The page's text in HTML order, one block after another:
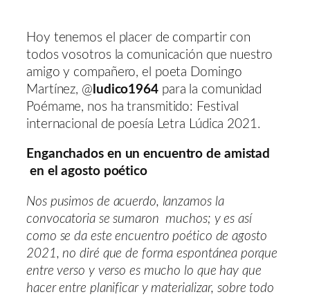
Hoy tenemos el placer de compartir con
todos vosotros la comunicación que nuestro
amigo y compañero, el poeta Domingo
Martínez, @ ludico1964para la comunidad
Poémame, nos ha transmitido: Festival
internacional de poesía Letra Lúdica 2021.
Enganchados en un encuentro de amistad
en el agosto poético
Nos pusimos de acuerdo, lanzamos la
convocatoria se sumaron muchos; y es así
como se da este encuentro poético de agosto
2021, no diré que de forma espontánea porque
entre verso y verso es mucho lo que hay que
hacer entre planificar y materializar, sobre todo